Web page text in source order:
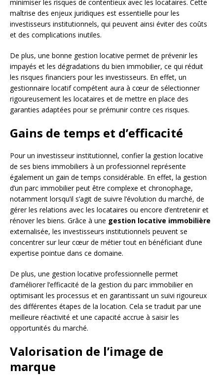
minimiser les risques de contentieux avec les locataires. Cette
maîtrise des enjeux juridiques est essentielle pour les
investisseurs institutionnels, qui peuvent ainsi éviter des coûts
et des complications inutiles.
De plus, une bonne gestion locative permet de prévenir les
impayés et les dégradations du bien immobilier, ce qui réduit
les risques financiers pour les investisseurs. En effet, un
gestionnaire locatif compétent aura à cœur de sélectionner
rigoureusement les locataires et de mettre en place des
garanties adaptées pour se prémunir contre ces risques.
Gains de temps et d’efficacité
Pour un investisseur institutionnel, confier la gestion locative
de ses biens immobiliers à un professionnel représente
également un gain de temps considérable. En effet, la gestion
d’un parc immobilier peut être complexe et chronophage,
notamment lorsqu’il s’agit de suivre l’évolution du marché, de
gérer les relations avec les locataires ou encore d’entretenir et
rénover les biens. Grâce à une gestion locative immobilière
externalisée, les investisseurs institutionnels peuvent se
concentrer sur leur cœur de métier tout en bénéficiant d’une
expertise pointue dans ce domaine.
De plus, une gestion locative professionnelle permet
d’améliorer l’efficacité de la gestion du parc immobilier en
optimisant les processus et en garantissant un suivi rigoureux
des différentes étapes de la location. Cela se traduit par une
meilleure réactivité et une capacité accrue à saisir les
opportunités du marché.
Valorisation de l’image de
marque